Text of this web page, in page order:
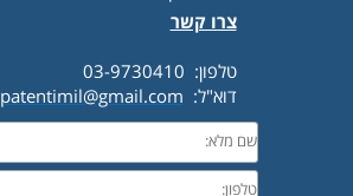
צרו קשר
טלפון: 03-9730410
דוא"ל: patentimil@gmail.com